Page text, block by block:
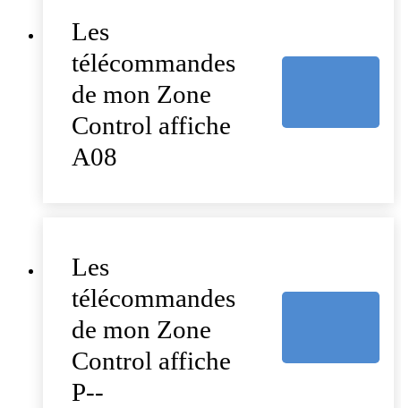
Les
télécommandes
de mon Zone
Control affiche
A08
Les
télécommandes
de mon Zone
Control affiche
P--